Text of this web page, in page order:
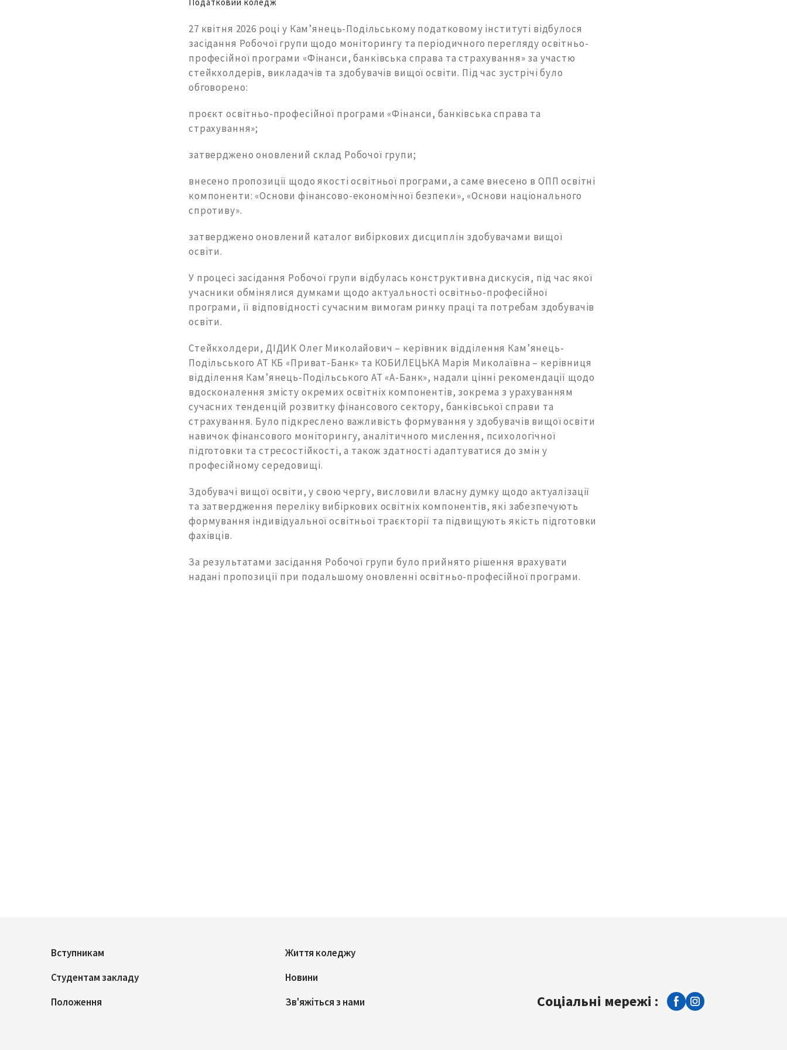
27 квітня 2026 році у Кам’янець-Подільському податковому інституті відбулося
засідання Робочої групи щодо моніторингу та періодичного перегляду освітньо-
професійної програми «Фінанси, банківська справа та страхування» за участю
стейкхолдерів, викладачів та здобувачів вищої освіти. Під час зустрічі було
обговорено:
проєкт освітньо-професійної програми «Фінанси, банківська справа та
страхування»;
затверджено оновлений склад Робочої групи;
внесено пропозиції щодо якості освітньої програми, а саме внесено в ОПП освітні
компоненти: «Основи фінансово-економічної безпеки», «Основи національного
спротиву».
затверджено оновлений каталог вибіркових дисциплін здобувачами вищої
освіти.
У процесі засідання Робочої групи відбулась конструктивна дискусія, під час якої
учасники обмінялися думками щодо актуальності освітньо-професійної
програми, її відповідності сучасним вимогам ринку праці та потребам здобувачів
освіти.
Стейкхолдери, ДІДИК Олег Миколайович – керівник відділення Кам’янець-
Подільського АТ КБ «Приват-Банк» та КОБИЛЕЦЬКА Марія Миколаївна – керівниця
відділення Кам’янець-Подільського АТ «А-Банк», надали цінні рекомендації щодо
вдосконалення змісту окремих освітніх компонентів, зокрема з урахуванням
сучасних тенденцій розвитку фінансового сектору, банківської справи та
страхування. Було підкреслено важливість формування у здобувачів вищої освіти
навичок фінансового моніторингу, аналітичного мислення, психологічної
підготовки та стресостійкості, а також здатності адаптуватися до змін у
професійному середовищі.
Здобувачі вищої освіти, у свою чергу, висловили власну думку щодо актуалізації
та затвердження переліку вибіркових освітніх компонентів, які забезпечують
формування індивідуальної освітньої траєкторії та підвищують якість підготовки
фахівців.
За результатами засідання Робочої групи було прийнято рішення врахувати
надані пропозиції при подальшому оновленні освітньо-професійної програми.
Вступникам
Студентам закладу
Положення
Життя коледжу
Новини
Зв'яжіться з нами
Соціальні мережі :